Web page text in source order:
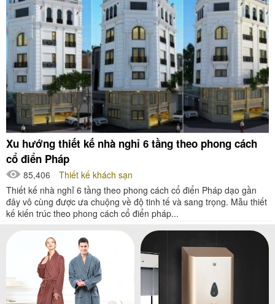
Xu hướng thiết kế nhà nghỉ 6 tầng theo phong cách
cổ điển Pháp
85,406
Thiết kế khách sạn
Thiết kế nhà nghỉ 6 tầng theo phong cách cổ điển Pháp dạo gần
đây vô cùng được ưa chuộng về độ tinh tế và sang trọng. Mẫu thiết
kế kiến trúc theo phong cách cổ điển pháp...